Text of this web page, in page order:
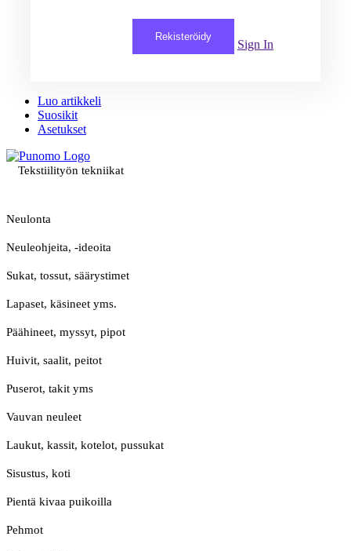
Rekisteröidy
Sign In
Luo artikkeli
Suosikit
Asetukset
Tekstiilityön tekniikat
Neulonta
Neuleohjeita, -ideoita
Sukat, tossut, säärystimet
Lapaset, käsineet yms.
Päähineet, myssyt, pipot
Huivit, saalit, peitot
Puserot, takit yms
Vauvan neuleet
Laukut, kassit, kotelot, pussukat
Sisustus, koti
Pientä kivaa puikoilla
Pehmot